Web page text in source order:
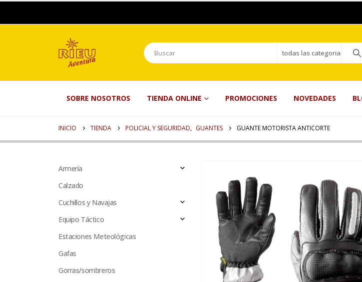
todas las categorias
SOBRE NOSOTROS TIENDA ONLINE PROMOCIONES NOVEDADES
INICIO TIENDA POLICIAL Y SEGURIDAD, GUANTES GUANTE MOTORISTA ANTICORTE
Armería
Calzado
Cuchillos y Navajas
Equipo Táctico
Estaciones Meteológicas
Gafas
Gorras/sombreros